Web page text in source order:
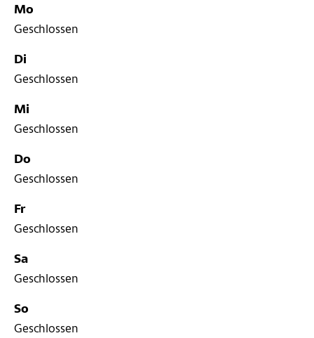
Mo
Geschlossen
Di
Geschlossen
Mi
Geschlossen
Do
Geschlossen
Fr
Geschlossen
Sa
Geschlossen
So
Geschlossen